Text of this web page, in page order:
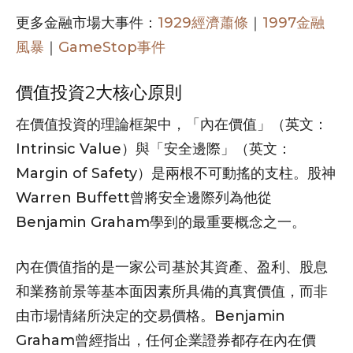
更多金融市場大事件： 1929經濟蕭條 ｜ 1997金融
風暴 ｜ GameStop事件
價值投資2大核心原則
在價值投資的理論框架中，「內在價值」（英文：
Intrinsic Value）與「安全邊際」（英文：
Margin of Safety）是兩根不可動搖的支柱。股神
Warren Buffett曾將安全邊際列為他從
Benjamin Graham學到的最重要概念之一。
內在價值指的是一家公司基於其資產、盈利、股息
和業務前景等基本面因素所具備的真實價值，而非
由市場情緒所決定的交易價格。Benjamin
Graham曾經指出，任何企業證券都存在內在價